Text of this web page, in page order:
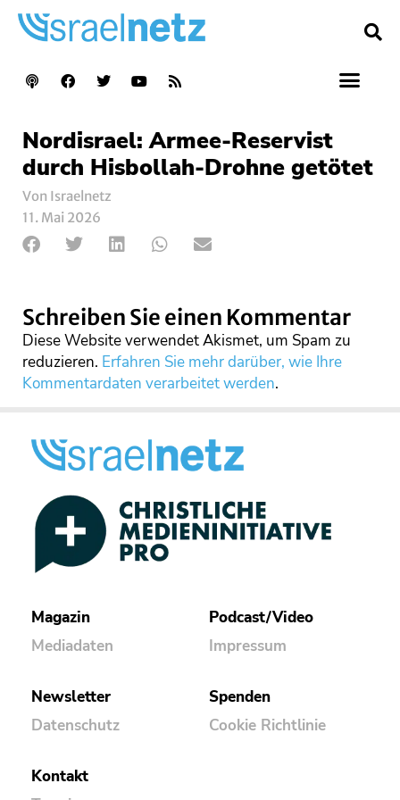
Nordisrael: Armee-Reservist
durch Hisbollah-Drohne getötet
Von Israelnetz
11. Mai 2026
Schreiben Sie einen Kommentar
Diese Website verwendet Akismet, um Spam zu
reduzieren. Erfahren Sie mehr darüber, wie Ihre
Kommentardaten verarbeitet werden.
Magazin
Mediadaten
Podcast/Video
Impressum
Newsletter
Datenschutz
Spenden
Cookie Richtlinie
Kontakt